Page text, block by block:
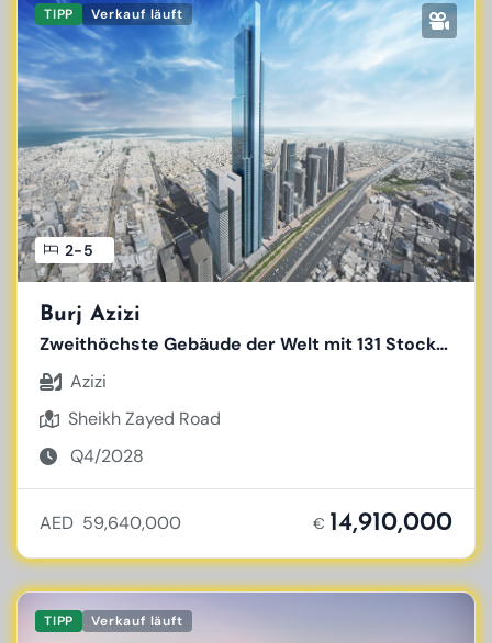
TIPP Verkauf läuft
2-5
Burj Azizi
Zweithöchste Gebäude der Welt mit 131 Stockwerken
Azizi
Sheikh Zayed Road
Q4/2028
AED 59,640,000 € 14,910,000
TIPP Verkauf läuft